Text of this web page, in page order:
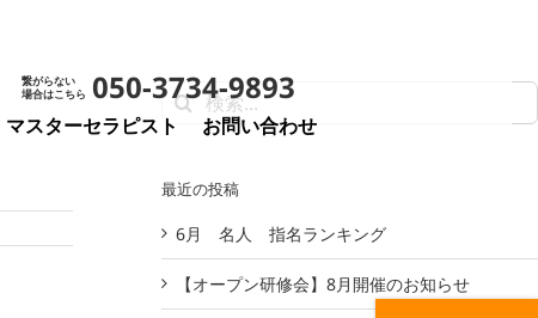
繋がらない
場合はこちら 050-3734-9893
マスターセラピスト お問い合わせ
検
索
…
最近の投稿
6月 名人 指名ランキング
【オープン研修会】8月開催のお知らせ